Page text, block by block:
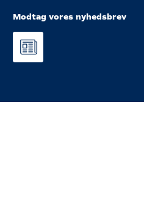
Modtag vores nyhedsbrev